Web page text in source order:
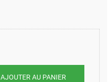
AJOUTER AU PANIER